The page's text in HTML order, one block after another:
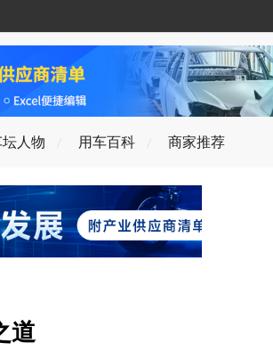
人物 用车百科 商家推荐
道